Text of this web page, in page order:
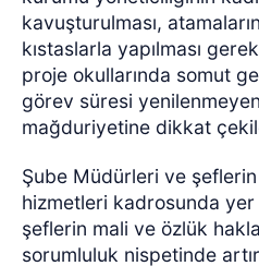
kavuşturulması,
kıstaslarla yapılması
proje okullarında somut
görev süresi
mağduriyetine dikkat
Şube Müdürleri ve şeflerin
hizmetleri kadrosunda
şeflerin mali ve özlük
sorumluluk nispetinde